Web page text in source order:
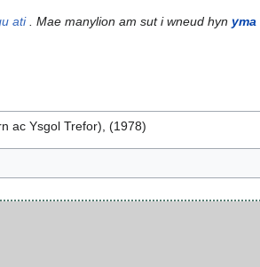
ati . Mae manylion am sut i wneud hyn yma
ac Ysgol Trefor), (1978)